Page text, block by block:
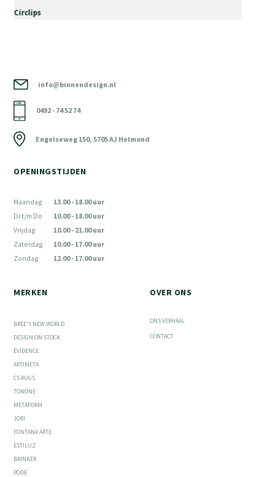
Circlips
info@binnendesign.nl
0492 - 74 52 74
Engelseweg 150, 5705 AJ Helmond
OPENINGSTIJDEN
Maandag
Di t/m Do
Vrijdag
Zaterdag
Zondag
13.00 - 18.00 uur
10.00 - 18.00 uur
10.00 - 21.00 uur
10.00 - 17.00 uur
12.00 - 17.00 uur
MERKEN
BREE'S NEW WORLD
DESIGN ON STOCK
ÉVIDENCE
ARTIMETA
CS RUGS
TONONE
METAFORM
JORI
FONTANA ARTE
ESTILUZ
BRINKER
PODE
OVER ONS
ONS VERHAAL
CONTACT